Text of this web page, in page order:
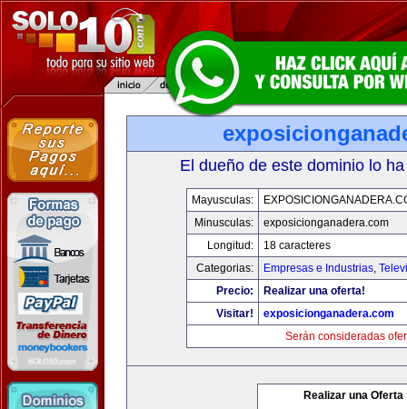
El dueño de este dominio lo
Mayusculas:
Minusculas:
exposicionganadera.com
Longitud:
18 caracteres
Categorias:
Empresas e Industrias,
Precio:
Realizar una oferta!
Visitar!
exposicionganadera.com
Serán consideradas
Realizar una Oferta